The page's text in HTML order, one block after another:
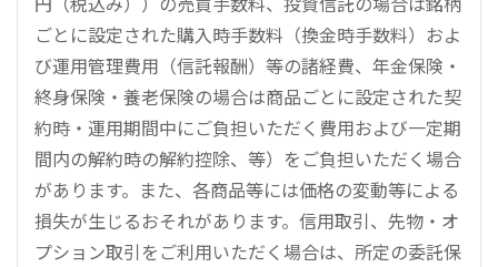
ごとに設定された購入時手数料（換金時手数料）およ
び運用管理費用（信託報酬）等の諸経費、年金保険・
終身保険・養老保険の場合は商品ごとに設定された契
約時・運用期間中にご負担いただく費用および一定期
間内の解約時の解約控除、等）をご負担いただく場合
があります。また、各商品等には価格の変動等による
損失が生じるおそれがあります。信用取引、先物・オ
プション取引をご利用いただく場合は、所定の委託保